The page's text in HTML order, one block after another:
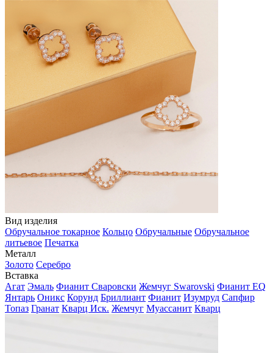
Вид изделия
Обручальное токарное Кольцо Обручальные Обручальное
литьевое Печатка
Металл
Золото Серебро
Вставка
Агат Эмаль Фианит Сваровски Жемчуг Swarovski Фианит EQ
Янтарь Оникс Корунд Бриллиант Фианит Изумруд Сапфир
Топаз Гранат Кварц Иск. Жемчуг Муассанит Кварц